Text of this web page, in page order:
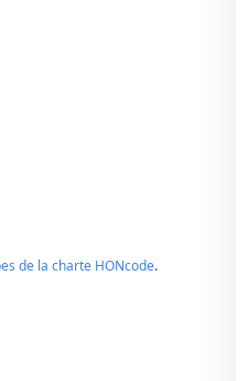
de la charte HONcode.